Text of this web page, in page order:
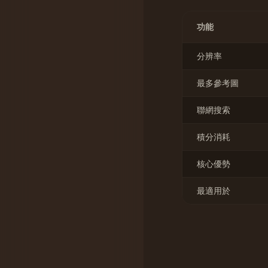
功能
分辨率
最多參考圖
聯網搜索
積分消耗
核心優勢
最適用於